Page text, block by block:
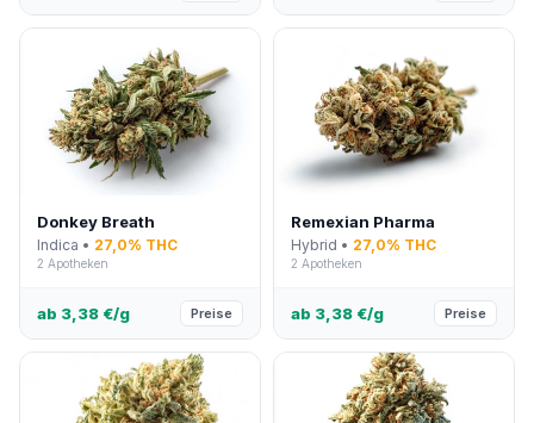
Donkey Breath
Indica • 27,0% THC
2 Apotheken
ab 3,38 €/g Preise
Remexian Pharma
Hybrid • 27,0% THC
2 Apotheken
ab 3,38 €/g Preise